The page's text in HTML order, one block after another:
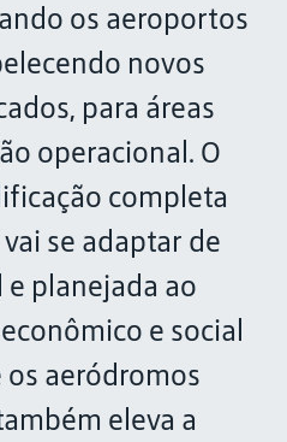
os aeroportos
novos
para áreas
operacional. O
completa
se adaptar de
planejada ao
e social
aeródromos
eleva a